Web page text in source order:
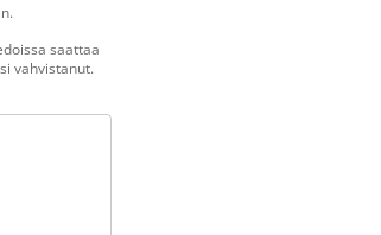
saattaa
vahvistanut.